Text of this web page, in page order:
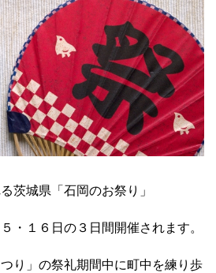
茨城県「石岡のお祭り」
・１６日の３日間開催されます。
り」の祭礼期間中に町中を練り歩